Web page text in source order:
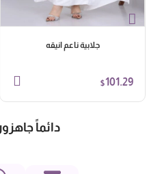
جلابية ناعم انيقه
$101.29
دائماً